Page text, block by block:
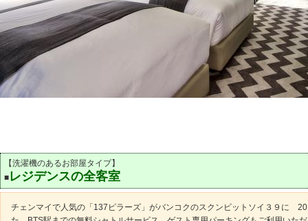
【洗濯機のあるお部屋タイプ】
■レジデンスの全客室
チェンマイで人気の「137ピラーズ」がバンコクのスクンビットソイ３９に